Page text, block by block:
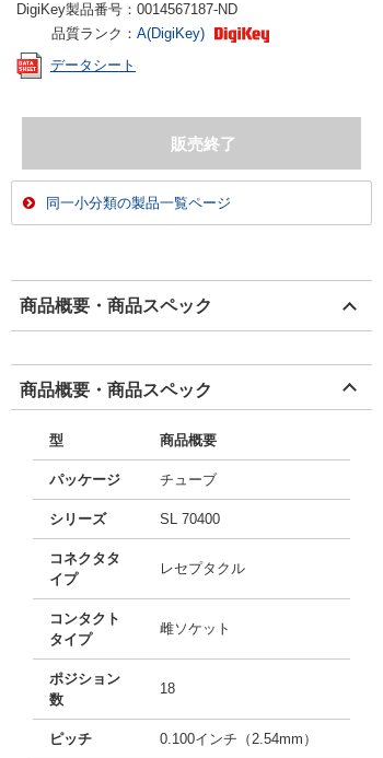
DigiKey製品番号： 0014567187-ND
品質ランク： A(DigiKey)
データシート
同一小分類の製品一覧ページ
商品概要・商品スペック
商品概要・商品スペック
型 商品概要
パッケージ チューブ
シリーズ SL 70400
コネクタタ
イプ
レセプタクル
コンタクト
タイプ
雌ソケット
ポジション
数
18
ピッチ 0.100インチ（2.54mm）